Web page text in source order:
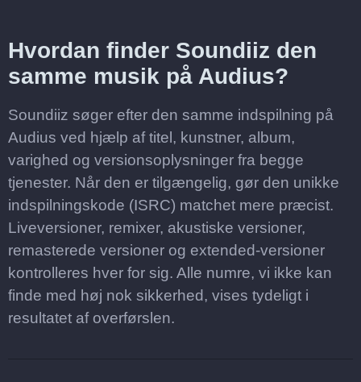
Hvordan finder Soundiiz den
samme musik på Audius?
Soundiiz søger efter den samme indspilning på
Audius ved hjælp af titel, kunstner, album,
varighed og versionsoplysninger fra begge
tjenester. Når den er tilgængelig, gør den unikke
indspilningskode (ISRC) matchet mere præcist.
Liveversioner, remixer, akustiske versioner,
remasterede versioner og extended-versioner
kontrolleres hver for sig. Alle numre, vi ikke kan
finde med høj nok sikkerhed, vises tydeligt i
resultatet af overførslen.